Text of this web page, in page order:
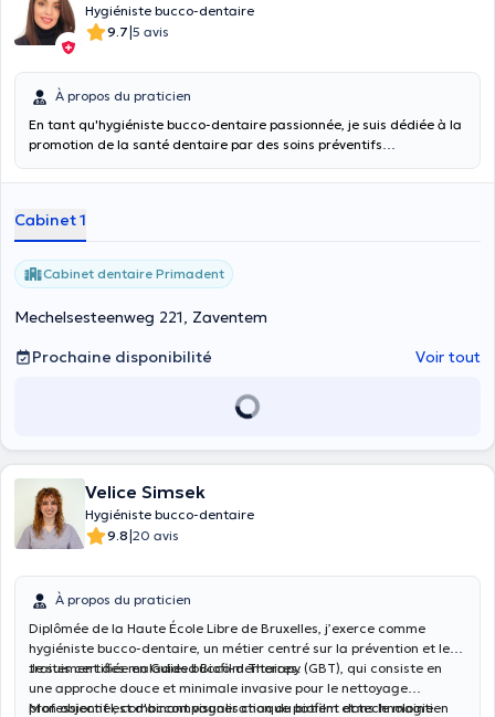
Hygiéniste bucco-dentaire
9.7|5 avis
À propos du praticien
En tant qu'hygiéniste bucco-dentaire passionnée, je suis dédiée à la
promotion de la santé dentaire par des soins préventifs
bucco-dentaires, le détartrage méticuleux, les traitements
et le scellement des sillons pour prévenir les caries. Je veille
également à assurer un suivi régulier de vos soins, afin de garantir
une santé bucco-dentaire durable. Mon objectif est de vous
accompagner vers une santé bucco-dentaire durable, en vous
pour que vous puissiez afficher votre sourire en toute sérénité.
Cabinet 1
Cabinet dentaire Primadent
Mechelsesteenweg 221, Zaventem
Prochaine disponibilité
Voir tout
Velice Simsek
Hygiéniste bucco-dentaire
9.8|20 avis
À propos du praticien
Diplômée de la Haute École Libre de Bruxelles, j’exerce comme
hygiéniste bucco-dentaire, un métier centré sur la prévention et le
traitement des maladies bucco-dentaires.
Je suis certifiée en Guided Biofilm Therapy (GBT), qui consiste en
une approche douce et minimale invasive pour le nettoyage
professionnel, combinant visualisation du biofilm et technologie
Mon objectif est d'accompagner chaque patient dans le maintien